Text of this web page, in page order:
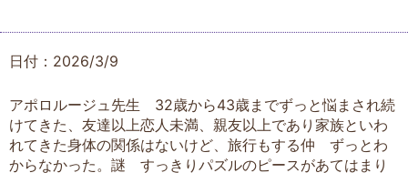
日付：2026/3/9
アポロルージュ先生 32歳から43歳までずっと悩まされ続
けてきた、友達以上恋人未満、親友以上であり家族といわ
れてきた身体の関係はないけど、旅行もする仲 ずっとわ
からなかった。謎 すっきりパズルのピースがあてはまり